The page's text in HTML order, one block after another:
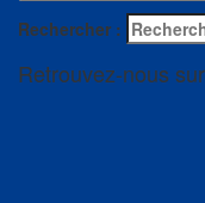
Rechercher :
Retrouvez-nous